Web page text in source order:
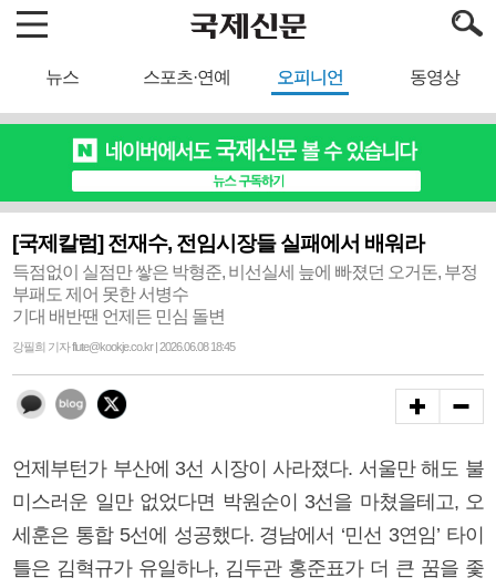
뉴스 스포츠·연예 오피니언 동영상
[국제칼럼] 전재수, 전임시장들 실패에서 배워라
득점없이 실점만 쌓은 박형준, 비선실세 늪에 빠졌던 오거돈, 부정
부패도 제어 못한 서병수
기대 배반땐 언제든 민심 돌변
강필희 기자 flute@kookje.co.kr | 2026.06.08 18:45
언제부턴가 부산에 3선 시장이 사라졌다. 서울만 해도 불
미스러운 일만 없었다면 박원순이 3선을 마쳤을테고, 오
세훈은 통합 5선에 성공했다. 경남에서 ‘민선 3연임’ 타이
틀은 김혁규가 유일하나, 김두관 홍준표가 더 큰 꿈을 좇